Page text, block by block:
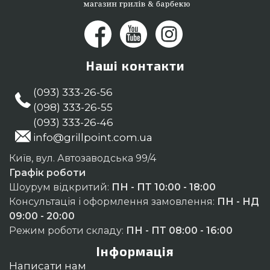
Наші контакти
(093) 333-26-56
(098) 333-26-55
(093) 333-26-46
info@grillpoint.com.ua
Київ, вул. Автозаводська 99/4
Графік роботи
Шоурум відкритий: ПН - ПТ 10:00 - 18:00
Консультація і оформлення замовлення: ПН - НД
09:00 - 20:00
Режим роботи складу: ПН - ПТ 08:00 - 16:00
Інформація
Написати нам